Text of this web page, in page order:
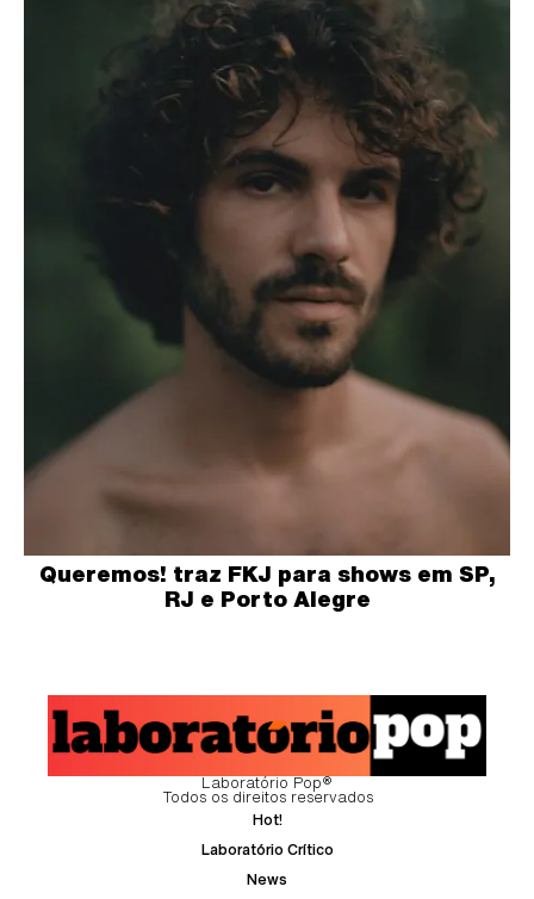
Queremos! traz FKJ para shows em SP,
RJ e Porto Alegre
Laboratório Pop®
Todos os direitos reservados
Hot!
Laboratório Crítico
News